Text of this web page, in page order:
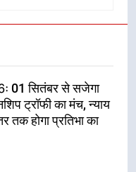
01 सितंबर से सजेगा
ट्रॉफी का मंच, न्याय
तक होगा प्रतिभा का